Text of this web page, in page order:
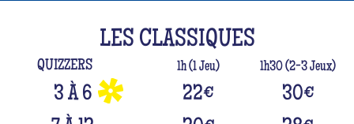
LES CLASSIQUES
QUIZZERS 1h (1 Jeu) 1h30 (2-3 Jeux)
3 À 6 22€ 30€